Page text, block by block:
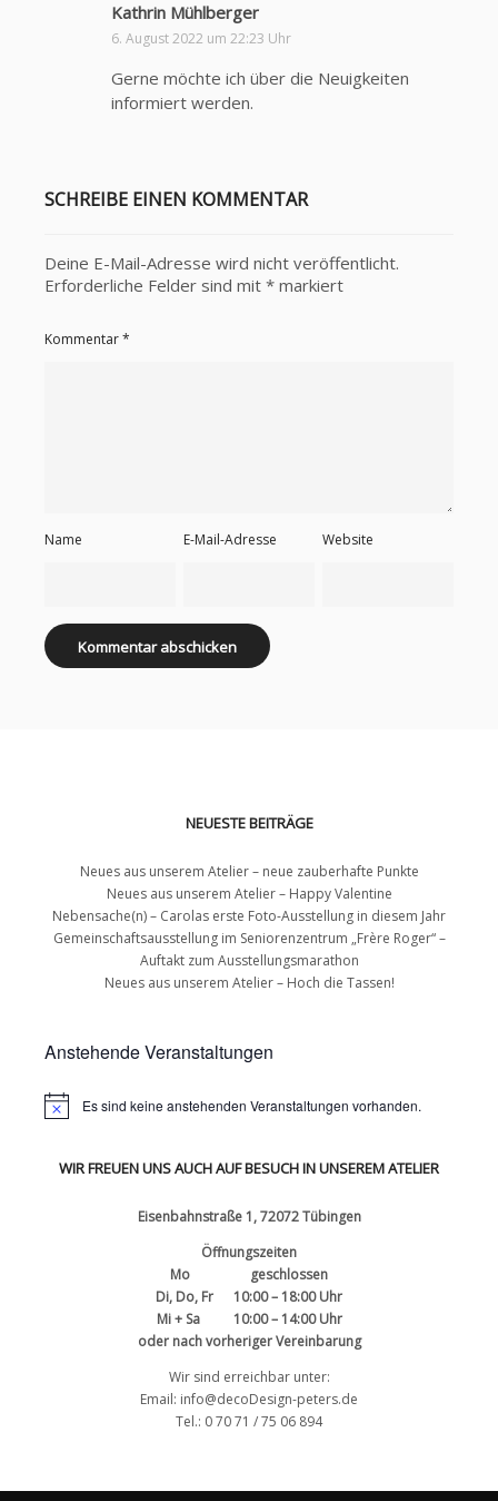
Kathrin Mühlberger
a
t
6. August 2022 um 22:23 Uhr
Gerne möchte ich über die Neuigkeiten
informiert werden.
SCHREIBE EINEN KOMMENTAR
Deine E-Mail-Adresse wird nicht veröffentlicht.
Erforderliche Felder sind mit * markiert
Kommentar*
Name E-Mail-Adresse Website
NEUESTE BEITRÄGE
Neues aus unserem Atelier – neue zauberhafte Punkte
Neues aus unserem Atelier – Happy Valentine
Nebensache(n) – Carolas erste Foto-Ausstellung in diesem Jahr
Gemeinschaftsausstellung im Seniorenzentrum „Frère Roger“ –
Auftakt zum Ausstellungsmarathon
Neues aus unserem Atelier – Hoch die Tassen!
Anstehende Veranstaltungen
Es sind keine anstehenden Veranstaltungen vorhanden.
WIR FREUEN UNS AUCH AUF BESUCH IN UNSEREM ATELIER
Eisenbahnstraße 1, 72072 Tübingen
Öffnungszeiten
Mo geschlossen
Di, Do, Fr 10:00 – 18:00 Uhr
Mi + Sa 10:00 – 14:00 Uhr
oder nach vorheriger Vereinbarung
Wir sind erreichbar unter:
Email: info@decoDesign-peters.de
Tel.: 0 70 71 / 75 06 894